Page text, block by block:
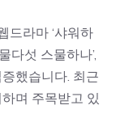
드라마 ‘샤워하
다섯 스물하나’,
했습니다. 최근
며 주목받고 있